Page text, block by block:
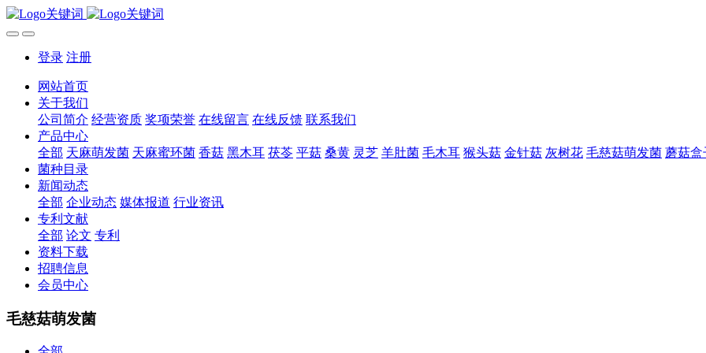
登录 注册
网站首页
关于我们
公司简介 经营资质 奖项荣誉 在线留言 在线反馈 联系我们
产品中心
全部 天麻萌发菌 天麻蜜环菌 香菇 黑木耳 茯苓 平菇 桑黄 灵芝 羊肚菌 毛木耳 猴头菇 金针菇 灰树花 毛慈菇萌发菌 蘑菇盒
菌种目录
新闻动态
全部 企业动态 媒体报道 行业资讯
专利文献
全部 论文 专利
资料下载
招聘信息
会员中心
毛慈菇萌发菌